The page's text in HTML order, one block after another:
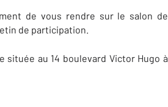
de vous rendre sur le salon de
de participation.
au 14 boulevard Victor Hugo à